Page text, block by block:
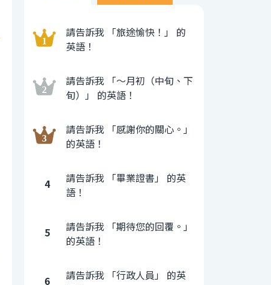
請告訴我 「旅途愉快！」 的
英語！
請告訴我 「〜月初（中旬、下
旬）」 的英語！
請告訴我 「感謝你的關心。」
的英語！
4
請告訴我 「畢業證書」 的英
語！
5
請告訴我 「期待您的回覆。」
的英語！
6
請告訴我 「行政人員」 的英